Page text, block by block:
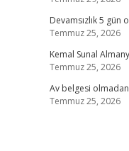
Devamsızlık 5 gün
Temmuz 25, 2026
Kemal Sunal
Temmuz 25, 2026
Av belgesi olmadan
Temmuz 25, 2026